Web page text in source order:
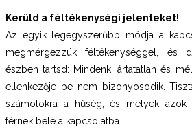
Kerüld a féltékenységi jelenteket!
Az egyik legegyszerűbb módja a
megmérgezzük féltékenységgel, és
észben tartsd: Mindenki ártatatlan és
ellenkezője be nem bizonyosodik.
számotokra a hűség, és melyek azok
férnek bele a kapcsolatba.